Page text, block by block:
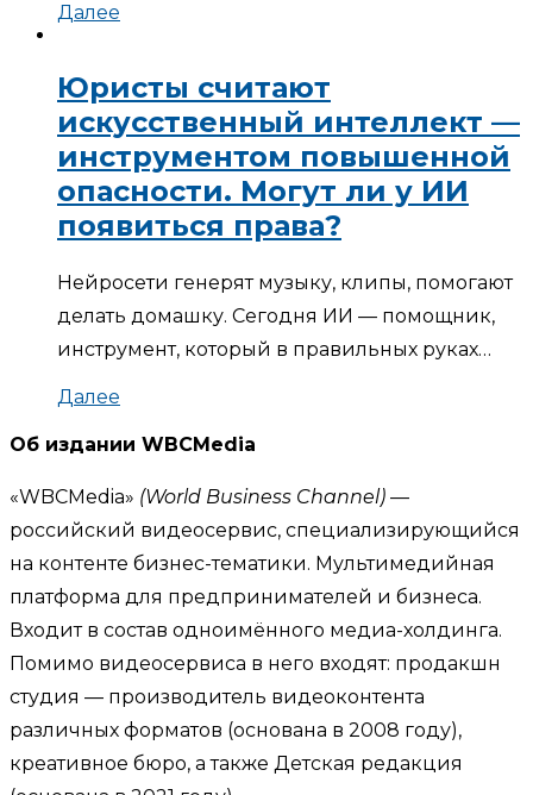
Далее
Юристы считают
искусственный интеллект —
инструментом повышенной
опасности. Могут ли у ИИ
появиться права?
Нейросети генерят музыку, клипы, помогают
делать домашку. Сегодня ИИ — помощник,
инструмент, который в правильных руках…
Далее
Об издании WBCMedia
«WBCMedia» (World Business Channel) —
российский видеосервис, специализирующийся
на контенте бизнес-тематики. Мультимедийная
платформа для предпринимателей и бизнеса.
Входит в состав одноимённого медиа-холдинга.
Помимо видеосервиса в него входят: продакшн
студия — производитель видеоконтента
различных форматов (основана в 2008 году),
креативное бюро, а также Детская редакция